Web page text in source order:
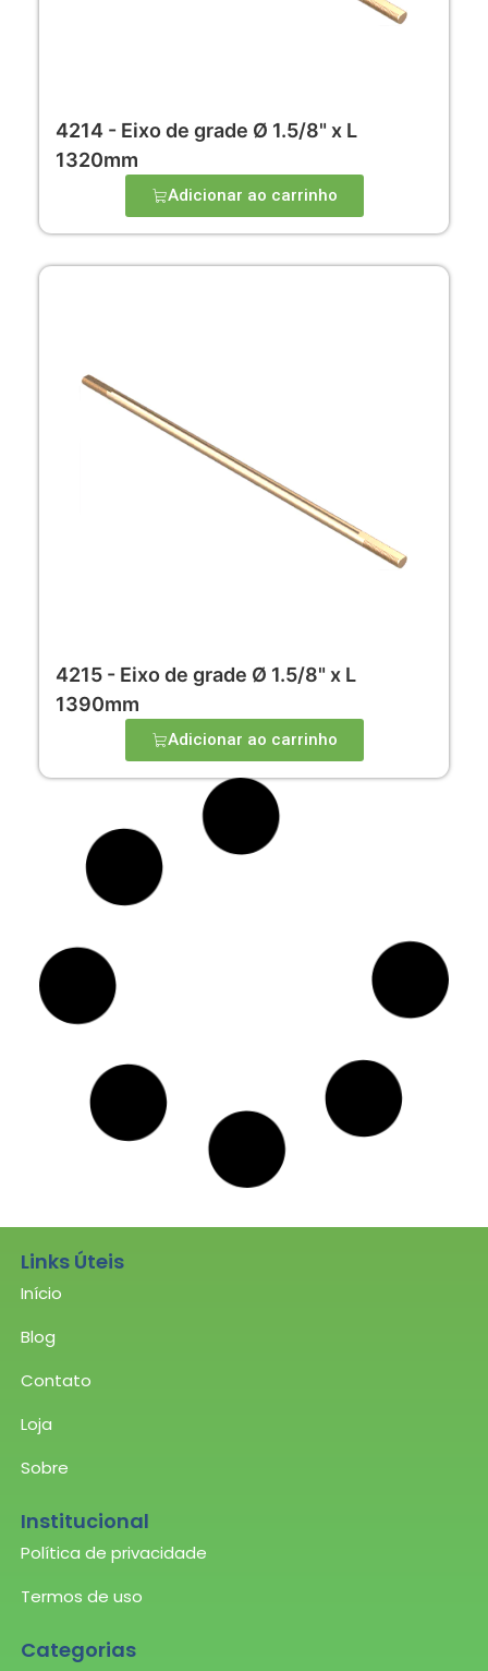
4214 - Eixo de grade Ø 1.5/8" x L
1320mm
Adicionar ao carrinho
4215 - Eixo de grade Ø 1.5/8" x L
1390mm
Adicionar ao carrinho
1520mm